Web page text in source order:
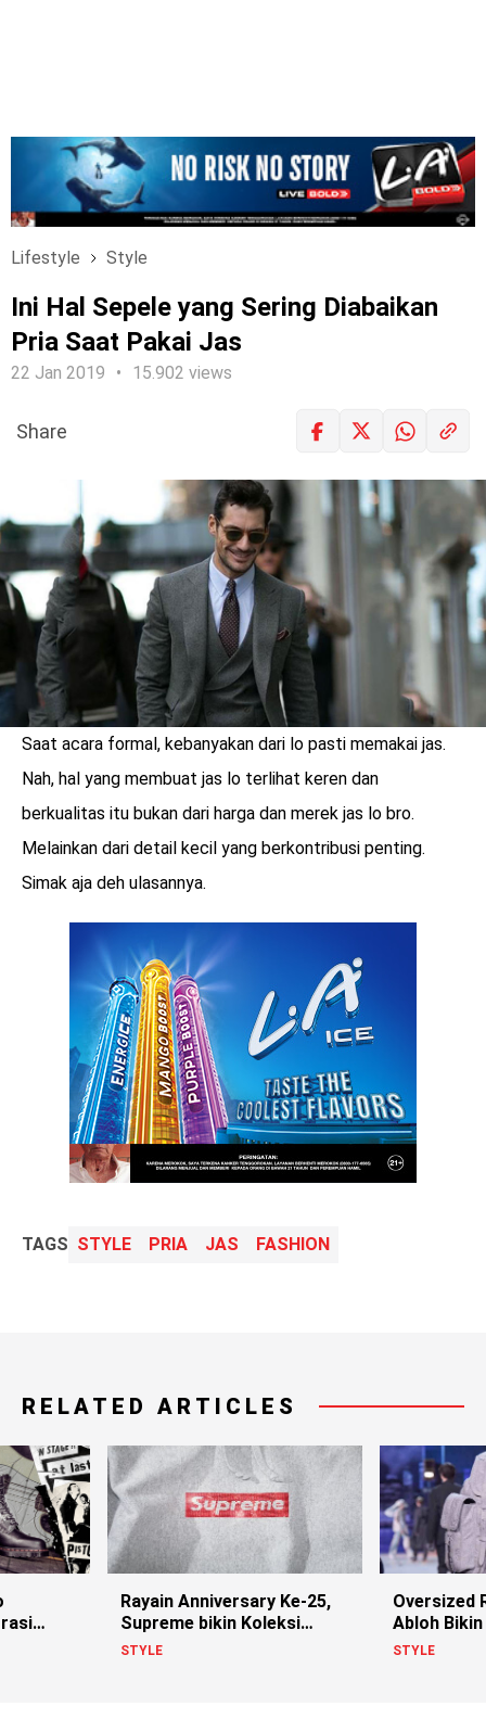
Lifestyle Style
Ini Hal Sepele yang Sering Diabaikan
Pria Saat Pakai Jas
22 Jan 2019 15.902 views
menarik
LOGIN
Share
Saat acara formal, kebanyakan dari lo pasti memakai jas.
Nah, hal yang membuat jas lo terlihat keren dan
berkualitas itu bukan dari harga dan merek jas lo bro.
Melainkan dari detail kecil yang berkontribusi penting.
Simak aja deh ulasannya.
TAGS STYLE PRIA JAS FASHION
RELATED ARTICLES
Rayain Anniversary Ke-25,
Supreme bikin Koleksi
Berhias Swarovski
STYLE
Oversized
Abloh Bikin
STYLE